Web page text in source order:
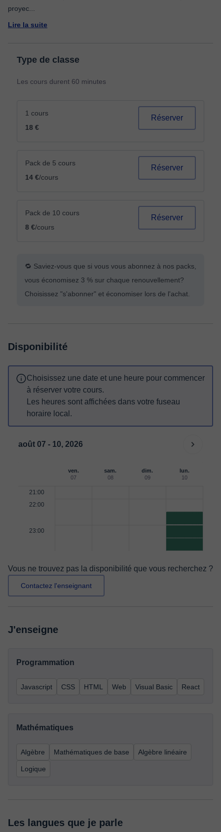
proyec
Lire la suite
Type de classe
Les cours durent 60 minutes
1 cours
18 €
Réserver
Pack de 5 cours
14 €/cours
Réserver
Pack de 10 cours
8 €/cours
Réserver
🔁 Saviez-vous que si vous vous abonnez à nos packs,
vous économisez 3 % sur chaque renouvellement?
Choisissez "s'abonner" et économiser lors de l'achat.
Disponibilité
Choisissez une date et une heure pour commencer
à réserver votre cours.
Les heures sont affichées dans votre fuseau
horaire local.
août 07 - 10, 2026
ven.
07
sam.
08
dim.
09
lun.
10
21:00
22:00
23:00
Vous ne trouvez pas la disponibilité que vous recherchez ?
Contactez l'enseignant
J'enseigne
Programmation
Javascript CSS HTML Web Visual Basic React
Mathématiques
Algèbre Mathématiques de base Algèbre linéaire
Logique
Les langues que je parle